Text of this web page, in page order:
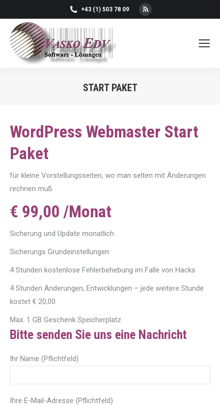
+43 (1) 503 78 09
Rss
page
START PAKET
WordPress Webmaster Start
Paket
für kleine Vorstellungsseiten, wo man selten mit Änderungen
rechnen muß
€ 99,00 /Monat
Sicherung und Update monatlich
Sicherungs Grundeinstellungen
4 Stunden kostenlose Fehlerbehebung im Falle von Hacks
4 Stunden Änderungen, Entwicklungen – jede weitere Stunde
kostet € 20,00
Max. 1 GB Geschenk Speicherplatz
Bitte senden Sie uns eine Nachricht
Ihr Name (Pflichtfeld)
Ihre E-Mail-Adresse (Pflichtfeld)